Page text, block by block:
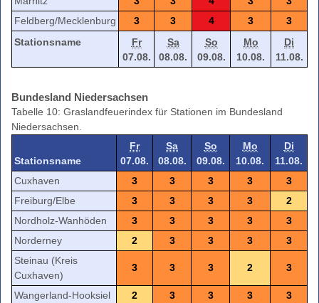
Feldberg/Mecklenburg
3 3 4 3
3
Stationsname
Fr
07.08.
Sa
08.08.
So
09.08.
Mo
10.08.
Di
11.08.
Bundesland Niedersachsen
Tabelle 10: Graslandfeuerindex für Stationen im Bundesland
Niedersachsen.
Stationsname
Fr
07.08.
Sa
08.08.
So
09.08.
Mo
10.08.
Di
11.08.
Cuxhaven
3 3 3 3
3
Freiburg/Elbe
3 3 3 3
2
Nordholz-Wanhöden
3 3 3 3
3
Norderney
2 3 3 3
3
Steinau (Kreis
Cuxhaven)
3 3 3 2 3
Wangerland-Hooksiel 2 3 3 3 3